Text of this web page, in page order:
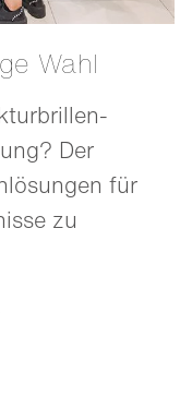
Wahl
Der
für
zu